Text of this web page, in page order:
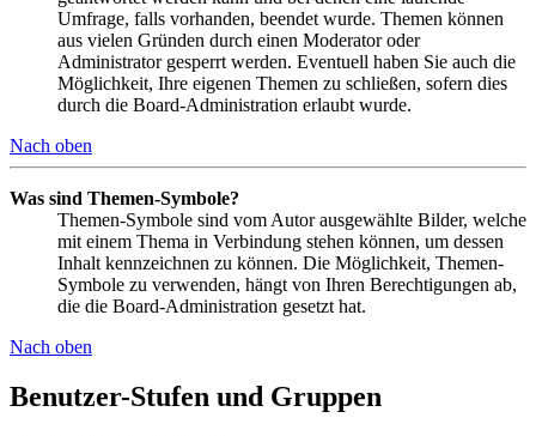
Umfrage, falls vorhanden, beendet wurde. Themen können
aus vielen Gründen durch einen Moderator oder
Administrator gesperrt werden. Eventuell haben Sie auch die
Möglichkeit, Ihre eigenen Themen zu schließen, sofern dies
durch die Board-Administration erlaubt wurde.
Nach oben
Was sind Themen-Symbole?
Themen-Symbole sind vom Autor ausgewählte Bilder, welche
mit einem Thema in Verbindung stehen können, um dessen
Inhalt kennzeichnen zu können. Die Möglichkeit, Themen-
Symbole zu verwenden, hängt von Ihren Berechtigungen ab,
die die Board-Administration gesetzt hat.
Nach oben
Benutzer-Stufen und Gruppen